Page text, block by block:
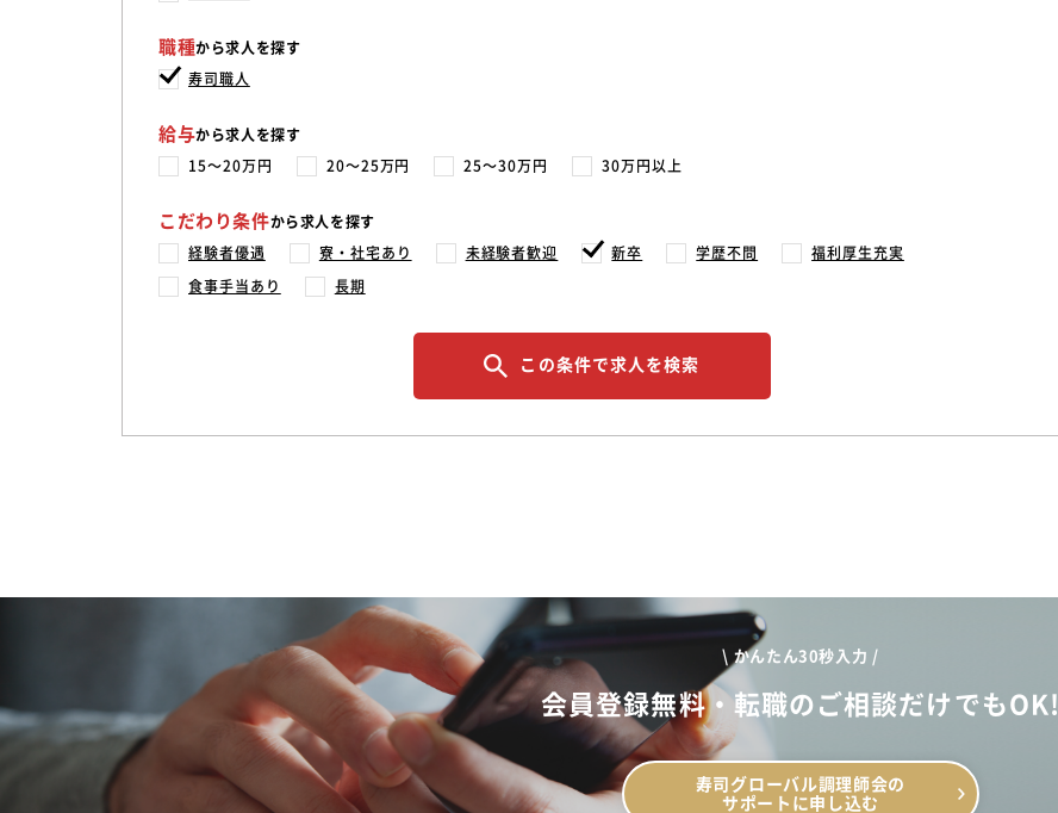
職種から求人を探す
寿司職人
給与から求人を探す
15〜20万円 20〜25万円 25〜30万円 30万円以上
こだわり条件から求人を探す
経験者優遇 寮・社宅あり 未経験者歓迎 新卒 学歴不問 福利厚生充実
食事手当あり 長期
この条件で求人を検索
\ かんたん30秒入力 /
会員登録無料・転職のご相談だけでもOK!
寿司グローバル調理師会の
サポートに申し込む